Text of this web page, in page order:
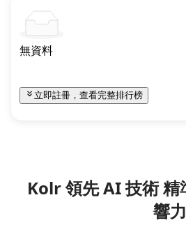
無資料
立即註冊，查看完整排行榜
Kolr 領先 AI 技術 精
響力